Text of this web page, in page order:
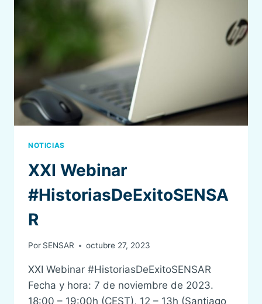
NOTICIAS
XXI Webinar
#HistoriasDeExitoSENSA
R
Por SENSAR octubre 27, 2023
XXI Webinar #HistoriasDeExitoSENSAR
Fecha y hora: 7 de noviembre de 2023.
18:00 – 19:00h (CEST), 12 – 13h (Santiago